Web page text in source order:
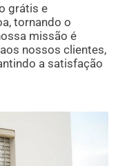
grátis e
tornando o
missão é
nossos clientes,
a satisfação